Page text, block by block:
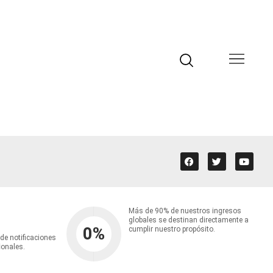
notificaciones
0%
Más de 90% de nuestros ingresos
globales se destinan directamente a
cumplir nuestro propósito.